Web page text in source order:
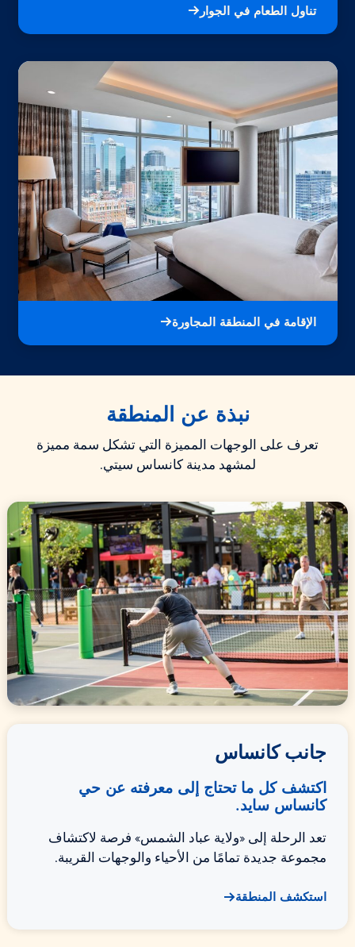
تناول الطعام في الجوار
الإقامة في المنطقة المجاورة
نبذة عن المنطقة
تعرف على الوجهات المميزة التي تشكل سمة مميزة
لمشهد مدينة كانساس سيتي.
جانب كانساس
اكتشف كل ما تحتاج إلى معرفته عن حي
كانساس سايد.
تعد الرحلة إلى «ولاية عباد الشمس» فرصة لاكتشاف
مجموعة جديدة تمامًا من الأحياء والوجهات القريبة.
استكشف المنطقة